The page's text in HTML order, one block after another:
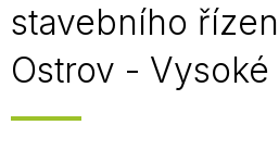
stavebního
Ostrov -